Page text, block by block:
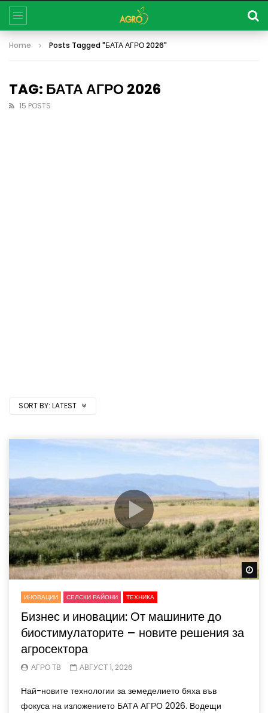
Home Posts Tagged "БАТА АГРО 2026"
TAG: БАТА АГРО 2026
15 POSTS
SORT BY: LATEST
ИНОВАЦИИ СЕЛСКИ РАЙОНИ ТЕХНИКА
Бизнес и иновации: От машините до
биостимулаторите – новите решения за
агросектора
АГРО ТВ АВГУСТ 1, 2026
Най-новите технологии за земеделието бяха във
фокуса на изложението БАТА АГРО 2026. Водещи